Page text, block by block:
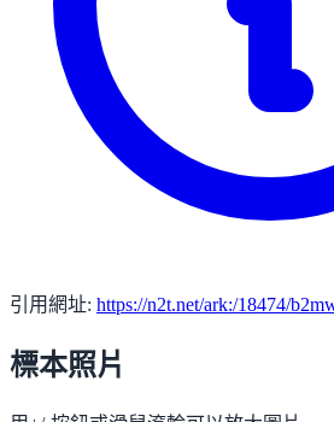
引用網址: https://n2t.net/ark:/18474/
標本照片